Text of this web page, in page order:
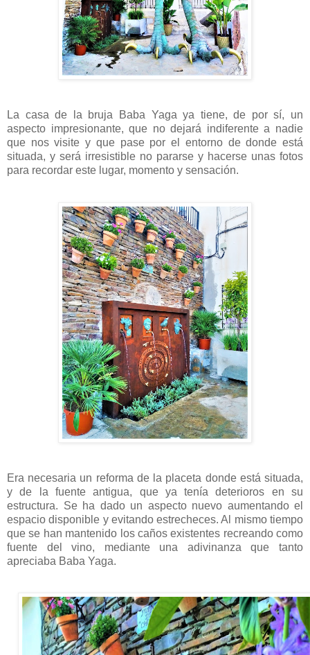
La casa de la bruja Baba Yaga ya tiene, de por sí, un
aspecto impresionante, que no dejará indiferente a nadie
que nos visite y que pase por el entorno de donde está
situada, y será irresistible no pararse y hacerse unas fotos
para recordar este lugar, momento y sensación.
Era necesaria un reforma de la placeta donde está situada,
y de la fuente antigua, que ya tenía deterioros en su
estructura. Se ha dado un aspecto nuevo aumentando el
espacio disponible y evitando estrecheces. Al mismo tiempo
que se han mantenido los caños existentes recreando como
fuente del vino, mediante una adivinanza que tanto
apreciaba Baba Yaga.